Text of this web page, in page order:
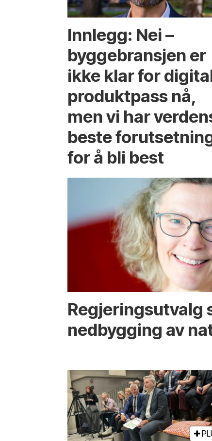
Innlegg: Nei –
byggebransjen er
ikke klar for
produktpass nå,
men vi har
beste
for å bli best
Regjerings­utvalg
ned­bygging av